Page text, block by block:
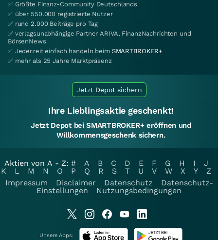
✅ Größte Finanz-Community Deutschlands
✅ über 550.000 registrierte Nutzer
✅ rund 2.000 Beiträge pro Tag
✅ verlagsunabhängige Partner ARIVA, FinanzNachrichten und
BörsenNews
✅ Jederzeit einfach handeln beim SMARTBROKER+
✅ mehr als 25 Jahre Marktpräsenz
Jetzt Depot sichern
Ihre Lieblingsaktie geschenkt!
Jetzt Depot bei SMARTBROKER+ eröffnen und
Willkommensgeschenk sichern.
Aktien von A - Z: # A B C D E F G H I
J
K
L M N O P Q R S T U V W X Y
Z
Impressum
Disclaimer Datenschutz
Datenschutz-
Einstellungen
Nutzungsbedingungen
Unsere Apps: